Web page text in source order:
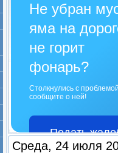
Не убран
яма на
не горит
фонарь?
Столкнулись с
сообщите о ней!
Подать
Среда, 24 июля